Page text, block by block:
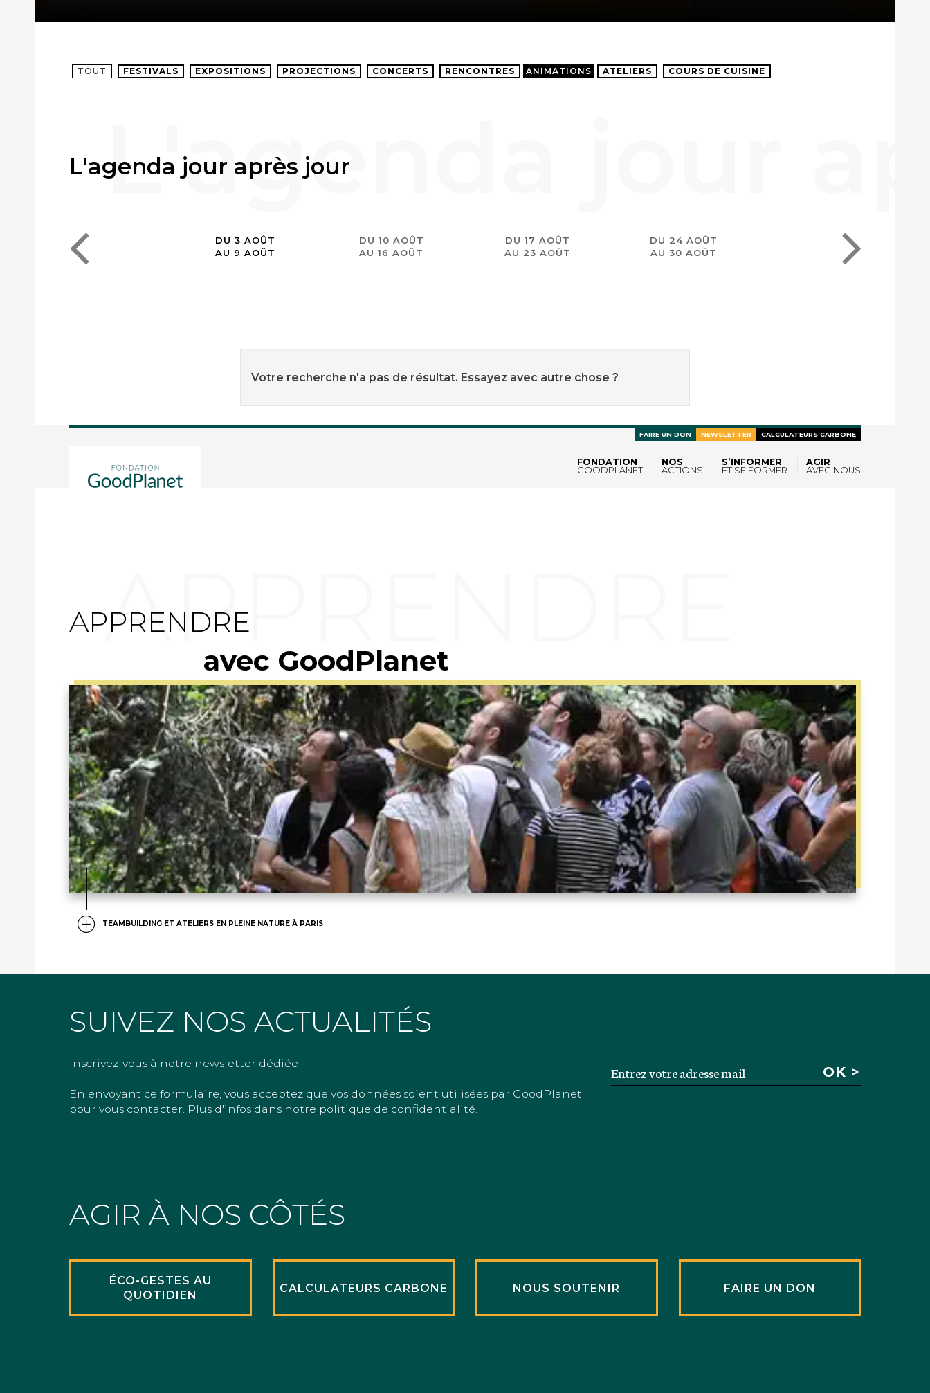
FONDATION
GOODPLANET
NOS
ACTIONS
S’INFORMER
ET SE FORMER
AGIR
AVEC NOUS
FAIRE UN DON NEWSLETTER CALCULATEURS CARBONE
TOUT FESTIVALS EXPOSITIONS PROJECTIONS CONCERTS RENCONTRES ANIMATIONS ATELIERS COURS DE CUISINE
L'agenda jour après jour
DU 3 AOÛT
AU 9 AOÛT
DU 10 AOÛT
AU 16 AOÛT
DU 17 AOÛT
AU 23 AOÛT
DU 24 AOÛT
AU 30 AOÛT
Votre recherche n'a pas de résultat. Essayez avec autre chose ?
APPRENDRE
avec GoodPlanet
TEAMBUILDING ET ATELIERS EN PLEINE NATURE À PARIS
SUIVEZ NOS ACTUALITÉS
Inscrivez-vous à notre newsletter dédiée
En envoyant ce formulaire, vous acceptez que vos données soient utilisées par GoodPlanet
pour vous contacter. Plus d'infos dans notre politique de confidentialité.
AGIR À NOS CÔTÉS
ÉCO-GESTES AU
QUOTIDIEN
CALCULATEURS CARBONE NOUS SOUTENIR FAIRE UN DON